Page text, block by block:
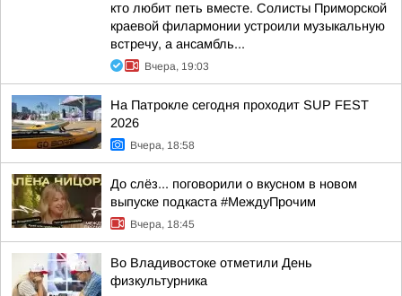
кто любит петь вместе. Солисты Приморской
краевой филармонии устроили музыкальную
встречу, а ансамбль...
Вчера, 19:03
На Патрокле сегодня проходит SUP FEST
2026
Вчера, 18:58
До слёз... поговорили о вкусном в новом
выпуске подкаста #МеждуПрочим
Вчера, 18:45
Во Владивостоке отметили День
физкультурника